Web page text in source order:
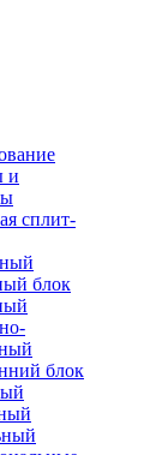
и
сплит-
блок
блок